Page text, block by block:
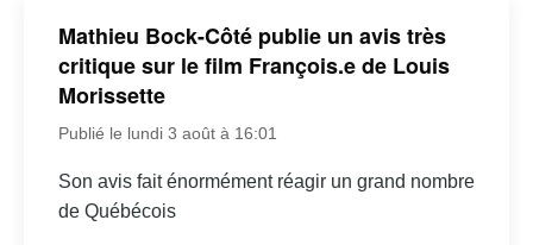
Mathieu Bock-Côté publie un avis très
critique sur le film François.e de Louis
Morissette
Publié le lundi 3 août à 16:01
Son avis fait énormément réagir un grand nombre
de Québécois